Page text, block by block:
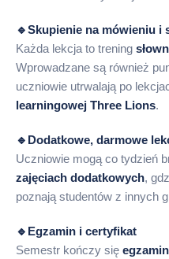
🔹Skupienie na mówieniu i
Każda lekcja to trening
Wprowadzane są również
uczniowie utrwalają po
learningowej Three Lions.
🔹Dodatkowe, darmowe
Uczniowie mogą co tydzień
zajęciach dodatkowych,
poznają studentów z innych
🔹Egzamin i certyfikat
Semestr kończy się